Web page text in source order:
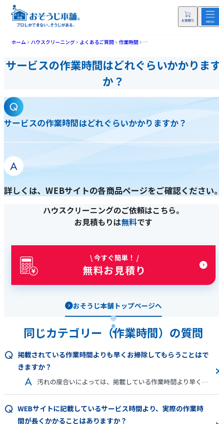
ホーム ハウスクリーニング よくあるご質問 作業時間 サービスの作業時間はどれぐらい
サービスの作業時間はどれぐらいかかりま
か？
サービスの作業時間はどれぐらいかかりますか？
詳しくは、WEBサイトの各商品ページをご確認ください
ハウスクリーニングのご依頼はこちら。
お見積もりは無料です
\ 今すぐ簡単！ /
無料お見積り
おそうじ本舗トップページへ
同じカテゴリー（作業時間）の質問
掲載されている作業時間よりも早くお掃除してもらうことはで
きますか？
汚れの度合いによっては、掲載している作業時間より早く完了できる場合もございます。ただし、おそうじ本舗の専門清掃では、普段のお掃除では手がつけられないような所まですみずみキレイにするお掃除をご提供しています。また、人体・素材などに配慮して、いきなり強過ぎる洗剤を使用することはありません。そのため、ある程度時間がかかってしまうことを予めご了承ください。
WEBサイトに記載しているサービス時間より、実際の作業時
間が長くかかることはありますか？